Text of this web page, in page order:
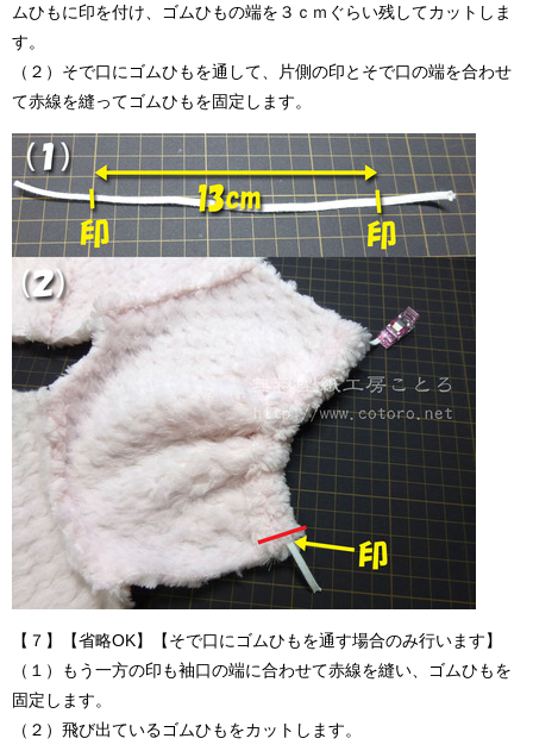
ムひもに印を付け、ゴムひもの端を３ｃｍぐらい残してカットしま
す。
（２）そで口にゴムひもを通して、片側の印とそで口の端を合わせ
て赤線を縫ってゴムひもを固定します。
【７】【省略OK】【そで口にゴムひもを通す場合のみ行います】
（１）もう一方の印も袖口の端に合わせて赤線を縫い、ゴムひもを
固定します。
（２）飛び出ているゴムひもをカットします。